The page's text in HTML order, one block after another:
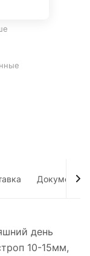
Документы
день
10-15мм,